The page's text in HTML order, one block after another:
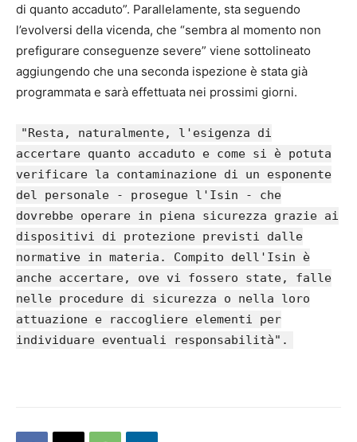
di quanto accaduto”. Parallelamente, sta seguendo
l’evolversi della vicenda, che “sembra al momento non
prefigurare conseguenze severe” viene sottolineato
aggiungendo che una seconda ispezione è stata già
programmata e sarà effettuata nei prossimi giorni.
"Resta, naturalmente, l'esigenza di
accertare quanto accaduto e come si è potuta
verificare la contaminazione di un esponente
del personale - prosegue l'Isin - che
dovrebbe operare in piena sicurezza grazie ai
dispositivi di protezione previsti dalle
normative in materia. Compito dell'Isin è
anche accertare, ove vi fossero state, falle
nelle procedure di sicurezza o nella loro
attuazione e raccogliere elementi per
individuare eventuali responsabilità".